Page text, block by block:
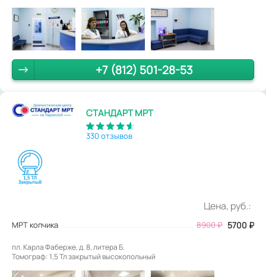
+7 (812) 501-28-53
СТАНДАРТ МРТ
330 отзывов
Цена, руб.:
МРТ копчика 8900₽ 5700 ₽
пл. Карла Фаберже, д. 8, литера Б.
Томограф: 1,5 Тл закрытый высокопольный